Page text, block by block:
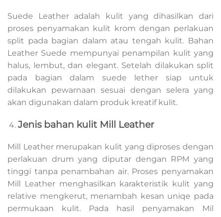
Suede Leather adalah kulit yang dihasilkan dari
proses penyamakan kulit krom dengan perlakuan
split pada bagian dalam atau tengah kulit. Bahan
Leather Suede mempunyai penampilan kulit yang
halus, lembut, dan elegant. Setelah dilakukan split
pada bagian dalam suede lether siap untuk
dilakukan pewarnaan sesuai dengan selera yang
akan digunakan dalam produk kreatif kulit.
Jenis bahan kulit Mill Leather
Mill Leather merupakan kulit yang diproses dengan
perlakuan drum yang diputar dengan RPM yang
tinggi tanpa penambahan air. Proses penyamakan
Mill Leather menghasilkan karakteristik kulit yang
relative mengkerut, menambah kesan uniqe pada
permukaan kulit. Pada hasil penyamakan Mil